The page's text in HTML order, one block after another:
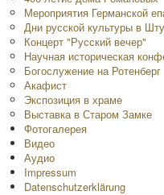
Мероприятия Германской
Дни русской культуры в
Концерт "Русский вечер"
Научная историческая
Богослужение на Ротенберг
Акафист
Экспозиция в храме
Выставка в Старом Замке
Фотогалерея
Видео
Аудио
Impressum
Datenschutzerklärung